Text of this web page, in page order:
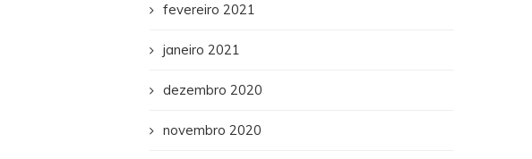
fevereiro 2021
janeiro 2021
dezembro 2020
novembro 2020